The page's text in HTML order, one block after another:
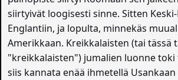
siirtyivät loogisesti sinne. Sitten
Englantiin, ja lopulta, minnekäs
Amerikkaan. Kreikkalaisten (tai tässä
"kreikkalaisten") jumalien luonne toki
siis kannata enää ihmetellä Usankaan